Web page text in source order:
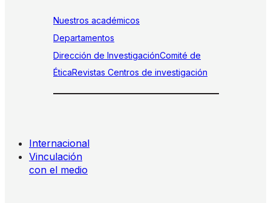
Nuestros académicos
Departamentos
Dirección de InvestigaciónComité de
ÉticaRevistas Centros de investigación
Internacional
Vinculación
con el medio